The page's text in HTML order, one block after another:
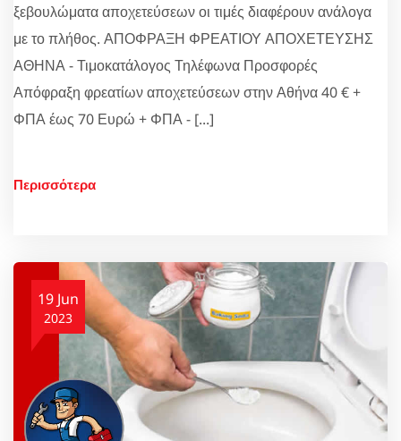
ξεβουλώματα αποχετεύσεων οι τιμές διαφέρουν ανάλογα
με το πλήθος. ΑΠΟΦΡΑΞΗ ΦΡΕΑΤΙΟΥ ΑΠΟΧΕΤΕΥΣΗΣ
ΑΘΗΝΑ - Τιμοκατάλογος Τηλέφωνα Προσφορές
Απόφραξη φρεατίων αποχετεύσεων στην Αθήνα 40 € +
ΦΠΑ έως 70 Ευρώ + ΦΠΑ - [...]
Περισσότερα
19 Jun
2023